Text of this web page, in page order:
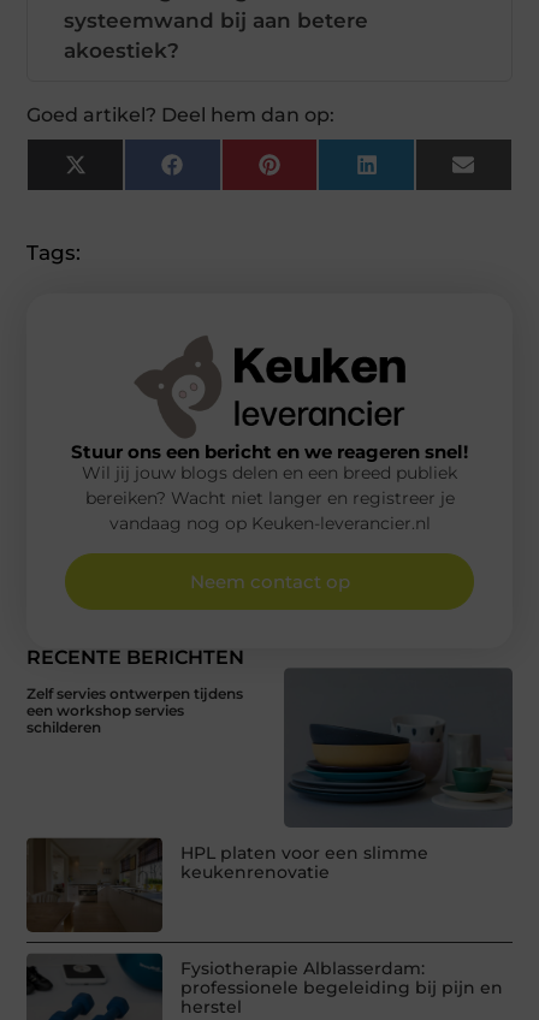
systeemwand bij aan betere
akoestiek?
Goed artikel? Deel hem dan op:
X
(Twitter)
FacebookPinterestLinkedInEmail
Tags:
RECENTE BERICHTEN
Zelf servies ontwerpen tijdens
een workshop servies
schilderen
HPL platen voor een slimme
keukenrenovatie
Fysiotherapie Alblasserdam:
professionele begeleiding bij pijn en
herstel
Stuur ons een bericht en we reageren snel!
Wil jij jouw blogs delen en een breed publiek
bereiken? Wacht niet langer en registreer je
vandaag nog op Keuken-leverancier.nl
Neem contact op